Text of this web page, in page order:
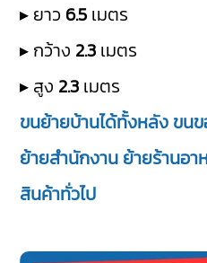
▸ ยาว 6.5 เมตร
▸ กว้าง 2.3 เมตร
▸ สูง 2.3 เมตร
ขนย้ายบ้านได้ทั้งหลัง ขน
ย้ายสำนักงาน ย้ายร้านอ
สินค้าทั่วไป